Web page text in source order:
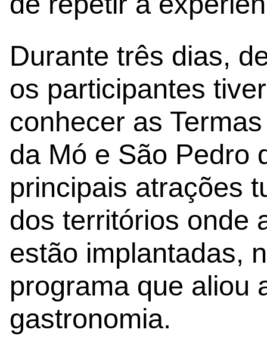
Durante três dias,
os participantes
conhecer as
da Mó e São Pedro
principais atrações
dos territórios onde
estão implantadas,
programa que aliou
gastronomia.